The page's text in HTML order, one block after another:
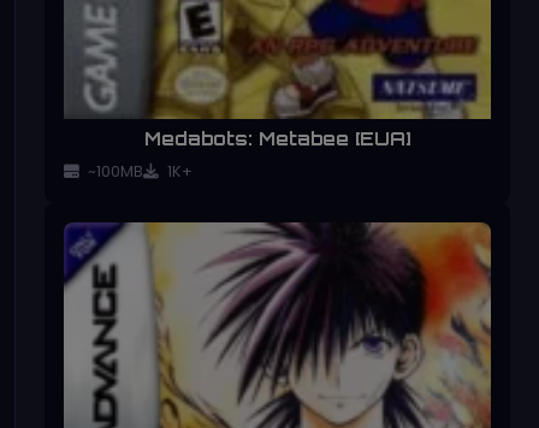
Medabots: Metabee [EUA]
~100MB 1K+